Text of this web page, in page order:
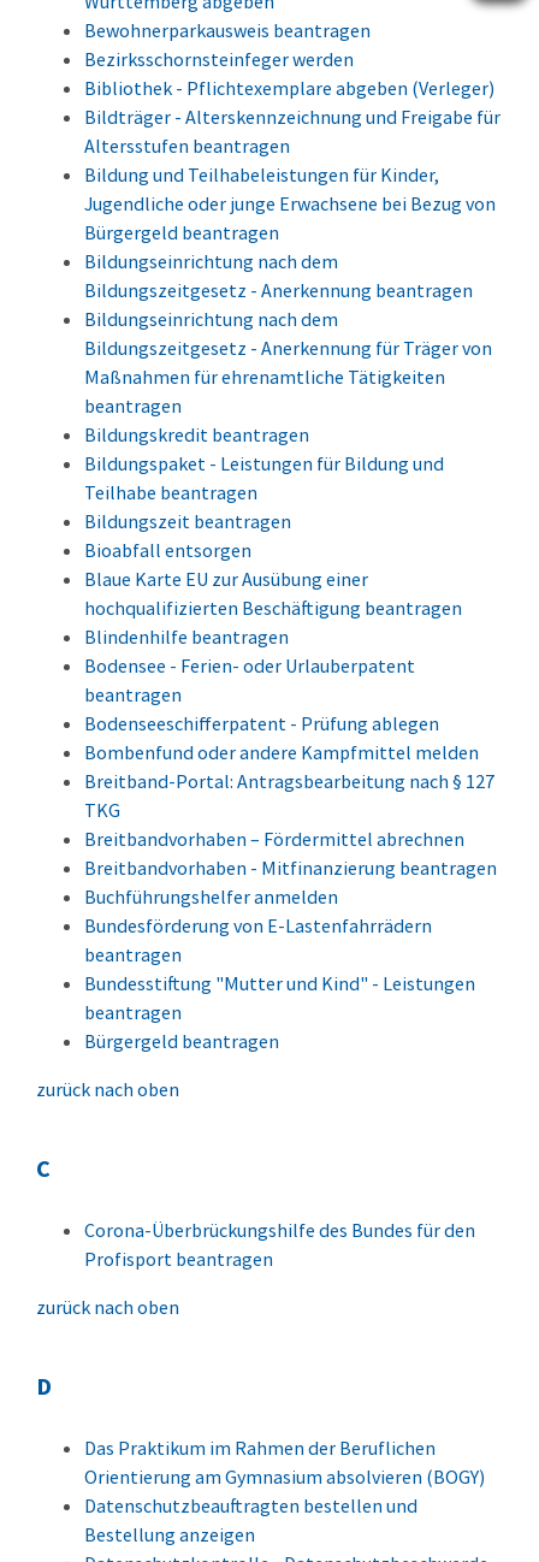
Bewohnerparkausweis beantragen
Bezirksschornsteinfeger werden
Bibliothek - Pflichtexemplare abgeben (Verleger)
Bildträger - Alterskennzeichnung und Freigabe für
Altersstufen beantragen
Bildung und Teilhabeleistungen für Kinder,
Jugendliche oder junge Erwachsene bei Bezug von
Bürgergeld beantragen
Bildungseinrichtung nach dem
Bildungszeitgesetz - Anerkennung beantragen
Bildungseinrichtung nach dem
Bildungszeitgesetz - Anerkennung für Träger von
Maßnahmen für ehrenamtliche Tätigkeiten
beantragen
Bildungskredit beantragen
Bildungspaket - Leistungen für Bildung und
Teilhabe beantragen
Bildungszeit beantragen
Bioabfall entsorgen
Blaue Karte EU zur Ausübung einer
hochqualifizierten Beschäftigung beantragen
Blindenhilfe beantragen
Bodensee - Ferien- oder Urlauberpatent
beantragen
Bodenseeschifferpatent - Prüfung ablegen
Bombenfund oder andere Kampfmittel melden
Breitband-Portal: Antragsbearbeitung nach § 127
TKG
Breitbandvorhaben – Fördermittel abrechnen
Breitbandvorhaben - Mitfinanzierung beantragen
Buchführungshelfer anmelden
Bundesförderung von E-Lastenfahrrädern
beantragen
Bundesstiftung "Mutter und Kind" - Leistungen
beantragen
Bürgergeld beantragen
zurück nach oben
C
Corona-Überbrückungshilfe des Bundes für den
Profisport beantragen
zurück nach oben
D
Das Praktikum im Rahmen der Beruflichen
Orientierung am Gymnasium absolvieren (BOGY)
Datenschutzbeauftragten bestellen und
Bestellung anzeigen